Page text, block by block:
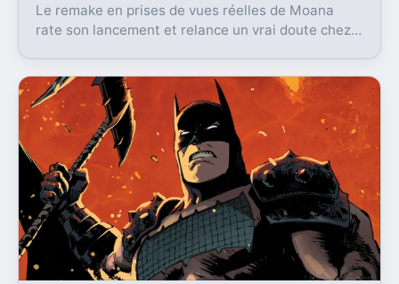
Le remake en prises de vues réelles de Moana
rate son lancement et relance un vrai doute chez